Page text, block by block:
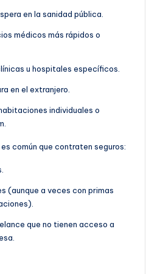
en la sanidad pública.
médicos más rápidos o
u hospitales específicos.
en el extranjero.
individuales o
común que contraten seguros:
(aunque a veces con primas
que no tienen acceso a